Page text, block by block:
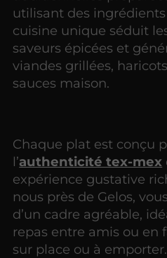
utilisant des
cuisine unique séduit
saveurs épicées et
viandes grillées,
sauces maison.
Chaque plat est conçu
l’authenticité tex-mex
expérience gustative
nous près de Gelos,
d’un cadre agréable,
repas entre amis ou en
sur place ou à emporter.